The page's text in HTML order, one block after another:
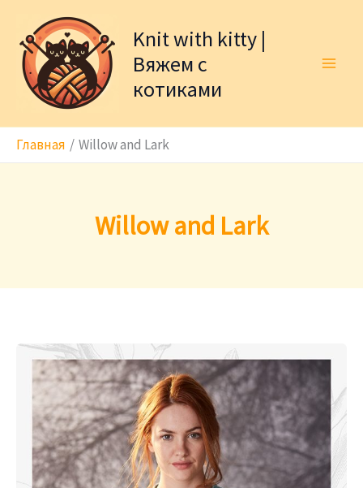
содержимому
Knit with kitty |
Вяжем с
котиками
Главная Willow and Lark
Willow and Lark